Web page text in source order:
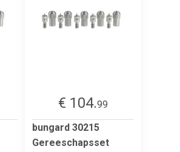
€ 104.99
bungard 30215
Gereeschapsset